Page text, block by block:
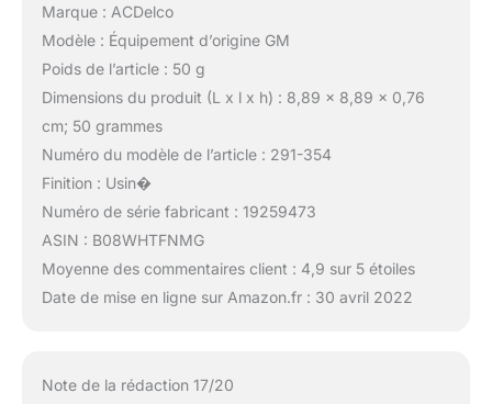
Marque : ACDelco
Modèle : Équipement d’origine GM
Poids de l’article : 50 g
Dimensions du produit (L x l x h) : 8,89 x 8,89 x 0,76
cm; 50 grammes
Numéro du modèle de l’article : 291-354
Finition : Usin�
Numéro de série fabricant : 19259473
ASIN : B08WHTFNMG
Moyenne des commentaires client : 4,9 sur 5 étoiles
Date de mise en ligne sur Amazon.fr : 30 avril 2022
Note de la rédaction 17/20